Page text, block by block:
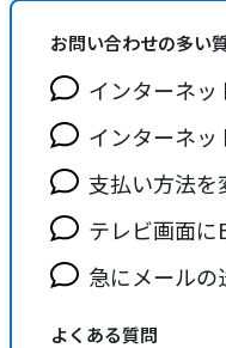
お問い合わせの多い
インターネ
インターネ
支払い方法を
テレビ画面に
急にメール
よくある質問